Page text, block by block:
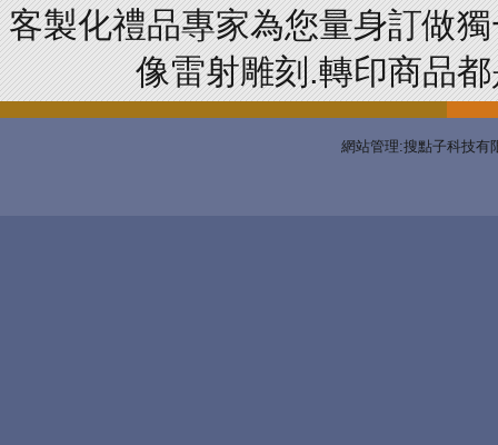
客製化禮品專家為您量身訂做
像雷射雕刻.轉印商品
網站管理:搜點子科技有